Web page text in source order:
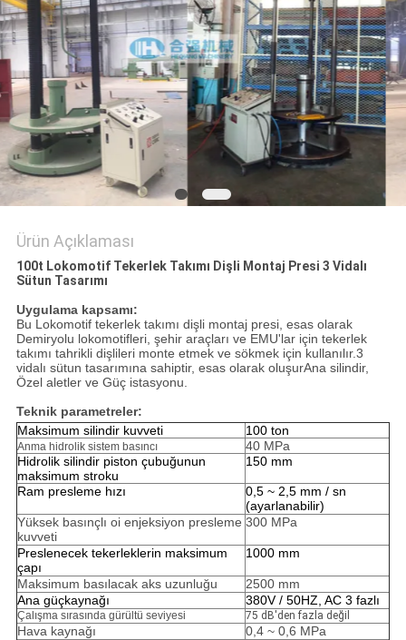
Ürün Açıklaması
100t Lokomotif Tekerlek Takımı Dişli Montaj Presi 3 Vidalı
Sütun Tasarımı
Uygulama kapsamı:
Bu Lokomotif tekerlek takımı dişli montaj presi, esas olarak
Demiryolu lokomotifleri, şehir araçları ve EMU'lar için tekerlek
takımı tahrikli dişlileri monte etmek ve sökmek için kullanılır.3
vidalı sütun tasarımına sahiptir, esas olarak oluşurAna silindir,
Özel aletler ve Güç istasyonu.
Teknik parametreler:
Maksimum silindir kuvveti
100 ton
Anma hidrolik sistem basıncı
40 MPa
Hidrolik silindir piston çubuğunun
maksimum stroku
150 mm
Ram presleme hızı
0,5 ~ 2,5 mm / sn
(ayarlanabilir)
Yüksek basınçlı oi enjeksiyon presleme
kuvveti
300 MPa
Preslenecek tekerleklerin maksimum
çapı
1000 mm
Maksimum basılacak aks uzunluğu
2500 mm
Ana güçkaynağı
380V / 50HZ, AC 3 fazlı
Çalışma sırasında gürültü seviyesi 75 dB'den fazla değil
Hava kaynağı 0,4 ~ 0,6 MPa